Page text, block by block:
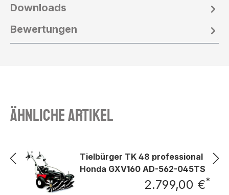
Downloads
Bewertungen
Ähnliche Artikel
Tielbürger TK 48 professional
Honda GXV160 AD-562-045TS
2.799,00 €*